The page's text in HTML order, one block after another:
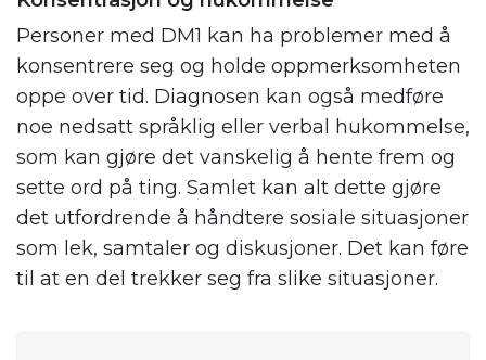
Personer med DM1 kan ha problemer med å
konsentrere seg og holde oppmerksomheten
oppe over tid. Diagnosen kan også medføre
noe nedsatt språklig eller verbal hukommelse,
som kan gjøre det vanskelig å hente frem og
sette ord på ting. Samlet kan alt dette gjøre
det utfordrende å håndtere sosiale situasjoner
som lek, samtaler og diskusjoner. Det kan føre
til at en del trekker seg fra slike situasjoner.